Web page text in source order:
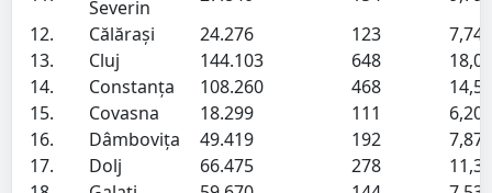
Severin
12.
Călărași 24.276 123
7,74
13.
Cluj 144.103 648
18,08
14.
Constanța 108.260 468
14,51
15.
Covasna 18.299 111
6,20
16.
Dâmbovița 49.419 192
7,87
17.
Dolj 66.475 278
11,37